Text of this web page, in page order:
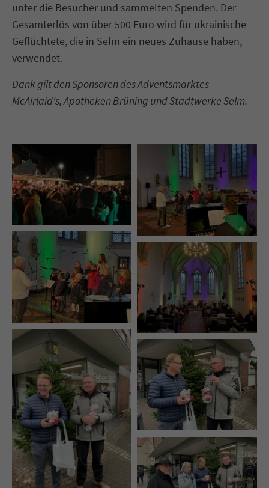
unter die Besucher und sammelten Spenden. Der
Gesamterlös von über 500 Euro wird für ukrainische
Geflüchtete, die in Selm ein neues Zuhause haben,
verwendet.
Dank gilt den Sponsoren des Adventsmarktes
McAirlaid‘s, Apotheken Brüning und Stadtwerke Selm.